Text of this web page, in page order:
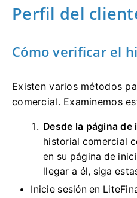
Perfil del
Cómo verificar el
Existen varios métodos
comercial. Examinemos
Desde la página
historial comercial
en su página de
llegar a él, siga
Inicie sesión en